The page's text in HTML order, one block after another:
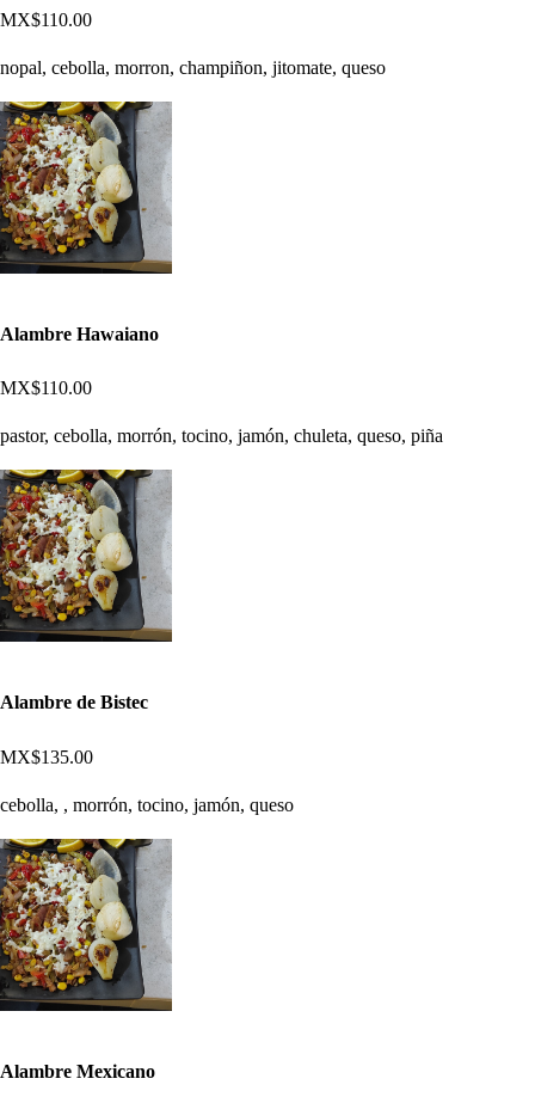
MX$110.00
nopal, cebolla, morron, champiñon, jitomate, queso
Alambre Hawaiano
MX$110.00
pastor, cebolla, morrón, tocino, jamón, chuleta, queso, piña
Alambre de Bistec
MX$135.00
cebolla, , morrón, tocino, jamón, queso
Alambre Mexicano